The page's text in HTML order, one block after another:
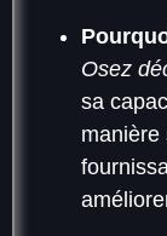
Osez
sa
manière